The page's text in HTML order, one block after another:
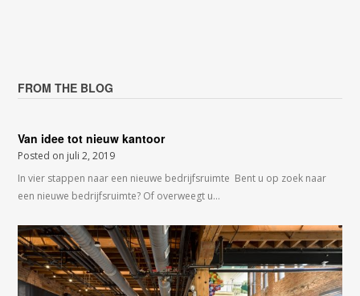
FROM THE BLOG
Van idee tot nieuw kantoor
Posted on juli 2, 2019
In vier stappen naar een nieuwe bedrijfsruimte Bent u op zoek naar
een nieuwe bedrijfsruimte? Of overweegt u…